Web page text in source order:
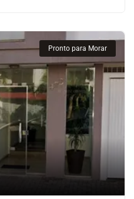
Pronto para Morar